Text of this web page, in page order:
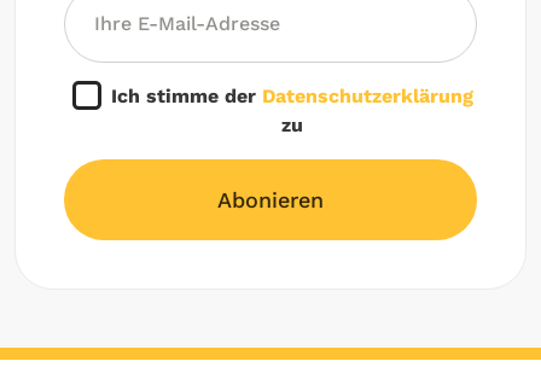
Ich stimme der Datenschutzerklärung
zu
Abonieren